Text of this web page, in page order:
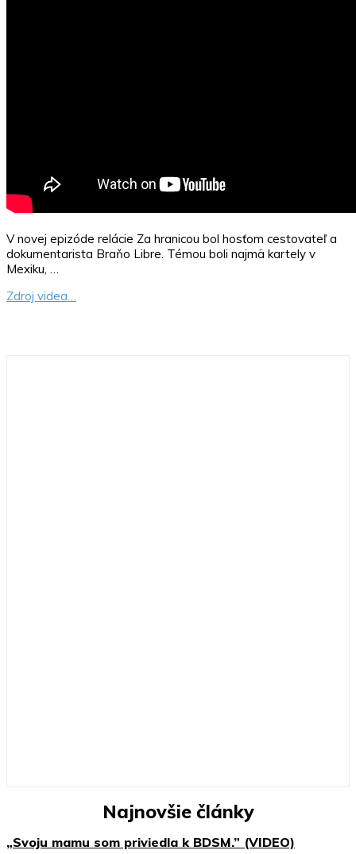
V novej epizóde relácie Za hranicou bol hosťom cestovateľ a
dokumentarista Braňo Libre. Témou boli najmä kartely v
Mexiku, …
Zdroj videa…
Najnovšie články
„Svoju mamu som priviedla k BDSM.” (VIDEO)